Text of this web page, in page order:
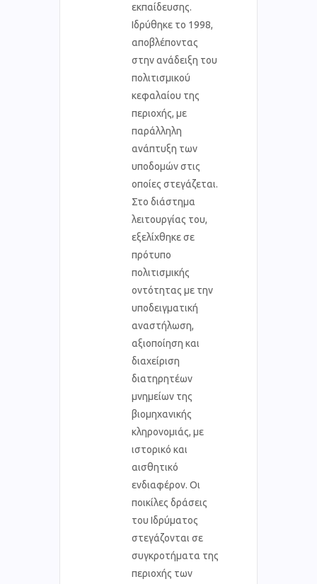
εκπαίδευσης.
Ιδρύθηκε το 1998,
αποβλέποντας
στην ανάδειξη του
πολιτισμικού
κεφαλαίου της
περιοχής, με
παράλληλη
ανάπτυξη των
υποδομών στις
οποίες στεγάζεται.
Στο διάστημα
λειτουργίας του,
εξελίχθηκε σε
πρότυπο
πολιτισμικής
οντότητας με την
υποδειγματική
αναστήλωση,
αξιοποίηση και
διαχείριση
διατηρητέων
μνημείων της
βιομηχανικής
κληρονομιάς, με
ιστορικό και
αισθητικό
ενδιαφέρον. Οι
ποικίλες δράσεις
του Ιδρύματος
στεγάζονται σε
συγκροτήματα της
περιοχής των